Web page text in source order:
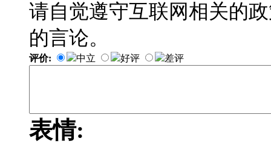
请自觉遵守互联网相关的
的言论。
评价: 中立 好评 差评
表情: